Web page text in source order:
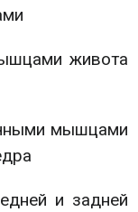
живота
мышцами
и задней